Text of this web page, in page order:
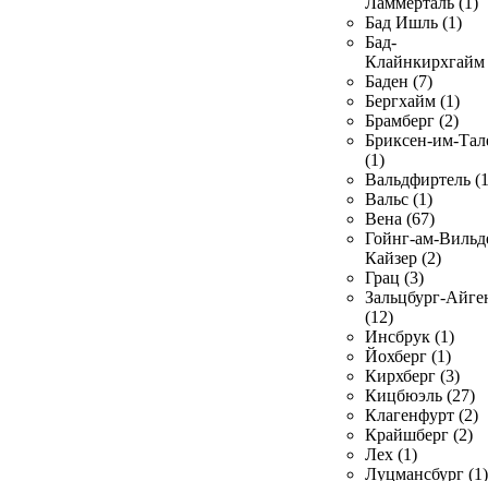
Бад Ишль (1)
Бад-
Клайнкирхгайм
Баден (7)
Бергхайм (1)
Брамберг (2)
Бриксен-им-
(1)
Вальдфиртель
Вальс (1)
Вена (67)
Гойнг-ам-
Кайзер (2)
Грац (3)
Зальцбург-
(12)
Инсбрук (1)
Йохберг (1)
Кирхберг (3)
Кицбюэль (27)
Клагенфурт (2)
Крайшберг (2)
Лех (1)
Луцмансбург (1)